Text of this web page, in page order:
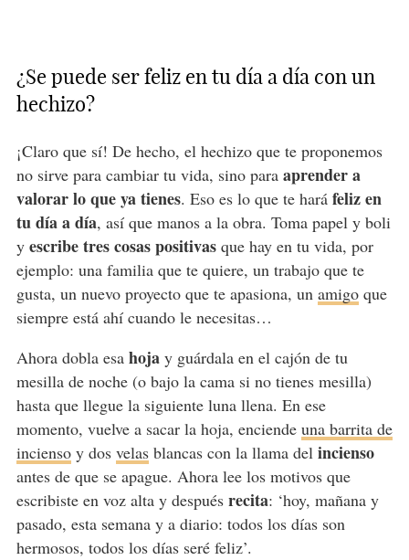
¿Se puede ser feliz en tu día a día con un
hechizo?
¡Claro que sí! De hecho, el hechizo que te proponemos
no sirve para cambiar tu vida, sino para aprender a
valorar lo que ya tienes. Eso es lo que te haráfeliz en
tu día a día, así que manos a la obra. Toma papel y boli
y escribe tres cosas positivasque hay en tu vida, por
ejemplo: una familia que te quiere, un trabajo que te
gusta, un nuevo proyecto que te apasiona, un amigoque
siempre está ahí cuando le necesitas…
Ahora dobla esa hojay guárdala en el cajón de tu
mesilla de noche (o bajo la cama si no tienes mesilla)
hasta que llegue la siguiente luna llena. En ese
momento, vuelve a sacar la hoja, enciende una barrita de
inciensoy dos velasblancas con la llama del incienso
antes de que se apague. Ahora lee los motivos que
escribiste en voz alta y después recita: ‘hoy, mañana y
pasado, esta semana y a diario: todos los días son
hermosos, todos los días seré feliz’.